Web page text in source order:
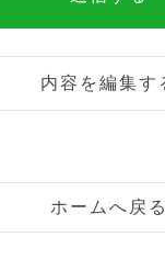
ホームへ戻る